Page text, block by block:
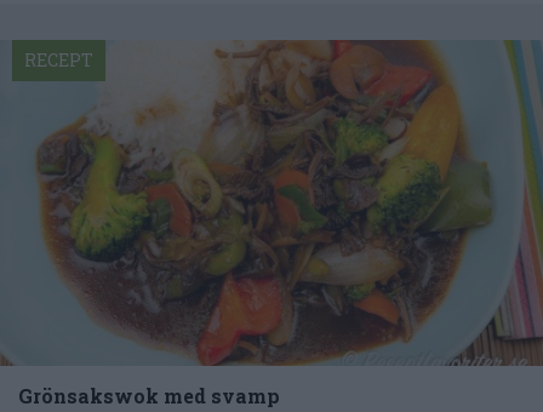
Grönsakswok med svamp
RECEPT